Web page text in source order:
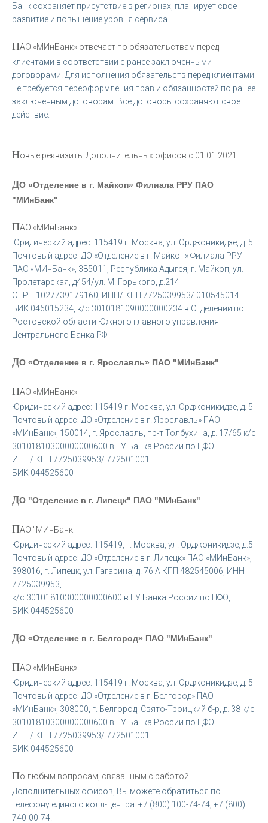
Банк сохраняет присутствие в регионах, планирует свое
развитие и повышение уровня сервиса.
ПАО «МИнБанк» отвечает по обязательствам перед
клиентами в соответствии с ранее заключенными
договорами. Для исполнения обязательств перед клиентами
не требуется переоформления прав и обязанностей по ранее
заключенным договорам. Все договоры сохраняют свое
действие.
Новые реквизиты Дополнительных офисов с 01.01.2021:
ДО «Отделение в г. Майкоп» Филиала РРУ ПАО
"МИнБанк"
ПАО «МИнБанк»
Юридический адрес: 115419 г. Москва, ул. Орджоникидзе, д. 5
Почтовый адрес: ДО «Отделение в г. Майкоп» Филиала РРУ
ПАО «МИнБанк», 385011, Республика Адыгея, г. Майкоп, ул.
Пролетарская, д454/ул. М. Горького, д.214
ОГРН 1027739179160, ИНН/ КПП 7725039953/ 010545014
БИК 046015234, к/с 3010181090000000234 в Отделении по
Ростовской области Южного главного управления
Центрального Банка РФ
ДО «Отделение в г. Ярославль» ПАО "МИнБанк"
ПАО «МИнБанк»
Юридический адрес: 115419 г. Москва, ул. Орджоникидзе, д. 5
Почтовый адрес: ДО «Отделение в г. Ярославль» ПАО
«МИнБанк», 150014, г. Ярославль, пр-т Толбухина, д. 17/65 к/с
30101810300000000600 в ГУ Банка России по ЦФО
ИНН/ КПП 7725039953/ 772501001
БИК 044525600
ДО "Отделение в г. Липецк" ПАО "МИнБанк"
ПАО "МИнБанк"
Юридический адрес: 115419, г. Москва, ул. Орджоникидзе, д.5
Почтовый адрес: ДО «Отделение в г. Липецк» ПАО «МИнБанк»,
398016, г. Липецк, ул. Гагарина, д. 76 А КПП 482545006, ИНН
7725039953,
к/с 30101810300000000600 в ГУ Банка России по ЦФО,
БИК 044525600
ДО «Отделение в г. Белгород» ПАО "МИнБанк"
ПАО «МИнБанк»
Юридический адрес: 115419 г. Москва, ул. Орджоникидзе, д. 5
Почтовый адрес: ДО «Отделение в г. Белгород» ПАО
«МИнБанк», 308000, г. Белгород, Свято-Троицкий б-р, д. 38 к/с
30101810300000000600 в ГУ Банка России по ЦФО
ИНН/ КПП 7725039953/ 772501001
БИК 044525600
По любым вопросам, связанным с работой
Дополнительных офисов, Вы можете обратиться по
телефону единого колл-центра: +7 (800) 100-74-74; +7 (800)
740-00-74.